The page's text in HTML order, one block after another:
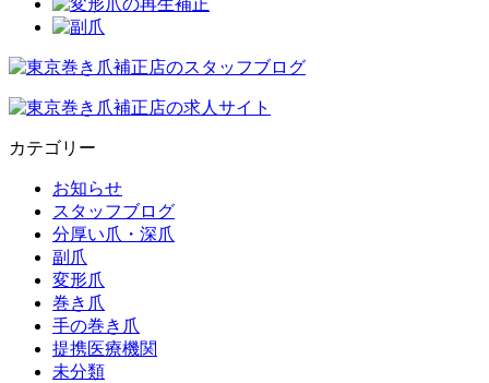
カテゴリー
お知らせ
スタッフブログ
分厚い爪・深爪
副爪
変形爪
巻き爪
手の巻き爪
提携医療機関
未分類